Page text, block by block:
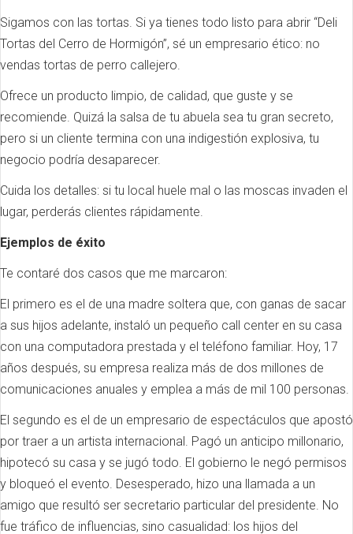
Sigamos con las tortas. Si ya tienes todo listo para abrir “Deli
Tortas del Cerro de Hormigón”, sé un empresario ético: no
vendas tortas de perro callejero.
Ofrece un producto limpio, de calidad, que guste y se
recomiende. Quizá la salsa de tu abuela sea tu gran secreto,
pero si un cliente termina con una indigestión explosiva, tu
negocio podría desaparecer.
Cuida los detalles: si tu local huele mal o las moscas invaden el
lugar, perderás clientes rápidamente.
Ejemplos de éxito
Te contaré dos casos que me marcaron:
El primero es el de una madre soltera que, con ganas de sacar
a sus hijos adelante, instaló un pequeño call center en su casa
con una computadora prestada y el teléfono familiar. Hoy, 17
años después, su empresa realiza más de dos millones de
comunicaciones anuales y emplea a más de mil 100 personas.
El segundo es el de un empresario de espectáculos que apostó
por traer a un artista internacional. Pagó un anticipo millonario,
hipotecó su casa y se jugó todo. El gobierno le negó permisos
y bloqueó el evento. Desesperado, hizo una llamada a un
amigo que resultó ser secretario particular del presidente. No
fue tráfico de influencias, sino casualidad: los hijos del